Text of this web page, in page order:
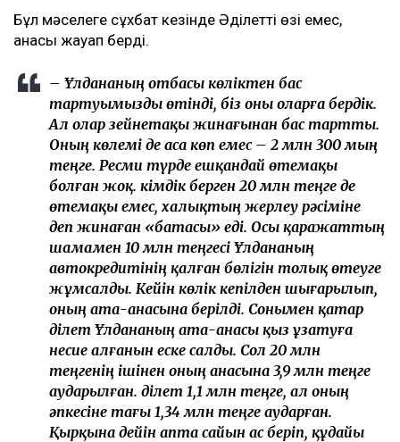
Бұл мәселеге сұхбат кезінде Әділеттің өзі емес,
анасы жауап берді.
– Ұлдананың отбасы көліктен бас
тартуымызды өтінді, біз оны оларға бердік.
Ал олар зейнетақы жинағынан бас тартты.
Оның көлемі де аса көп емес – 2 млн 300 мың
теңге. Ресми түрде ешқандай өтемақы
болған жоқ. Әкімдік берген 20 млн теңге де
өтемақы емес, халықтың жерлеу рәсіміне
деп жинаған «батасы» еді. Осы қаражаттың
шамамен 10 млн теңгесі Ұлдананың
автокредитінің қалған бөлігін толық өтеуге
жұмсалды. Кейін көлік кепілден шығарылып,
оның ата-анасына берілді. Сонымен қатар
Әділет Ұлдананың ата-анасы қыз ұзатуға
несие алғанын еске салды. Сол 20 млн
теңгенің ішінен оның анасына 3,9 млн теңге
аударылған. Әділет 1,1 млн теңге, ал оның
әпкесіне тағы 1,34 млн теңге аударған.
Қырқына дейін апта сайын ас беріп, құдайы